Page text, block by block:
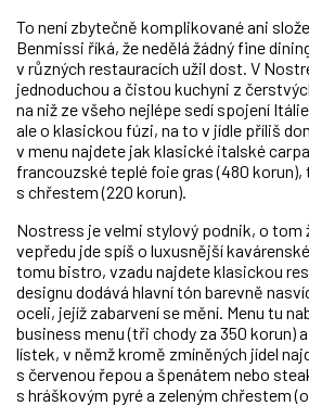
To není zbytečně komplikované ani
Benmissi říká, že nedělá žádný fine
v různých restauracích užil dost. V
jednoduchou a čistou kuchyni z
na niž ze všeho nejlépe sedí spojení
ale o klasickou fúzi, na to v jídle příliš
v menu najdete jak klasické italské
francouzské teplé foie gras (480
s chřestem (220 korun).
Nostress je velmi stylový podnik, o tom
vepředu jde spíš o luxusnější
tomu bistro, vzadu najdete klasickou
designu dodává hlavní tón barevně
oceli, jejíž zabarvení se mění. Menu tu
business menu (tři chody za 350 korun)
lístek, v němž kromě zmíněných jídel
s červenou řepou a špenátem nebo
s hráškovým pyré a zeleným chřestem